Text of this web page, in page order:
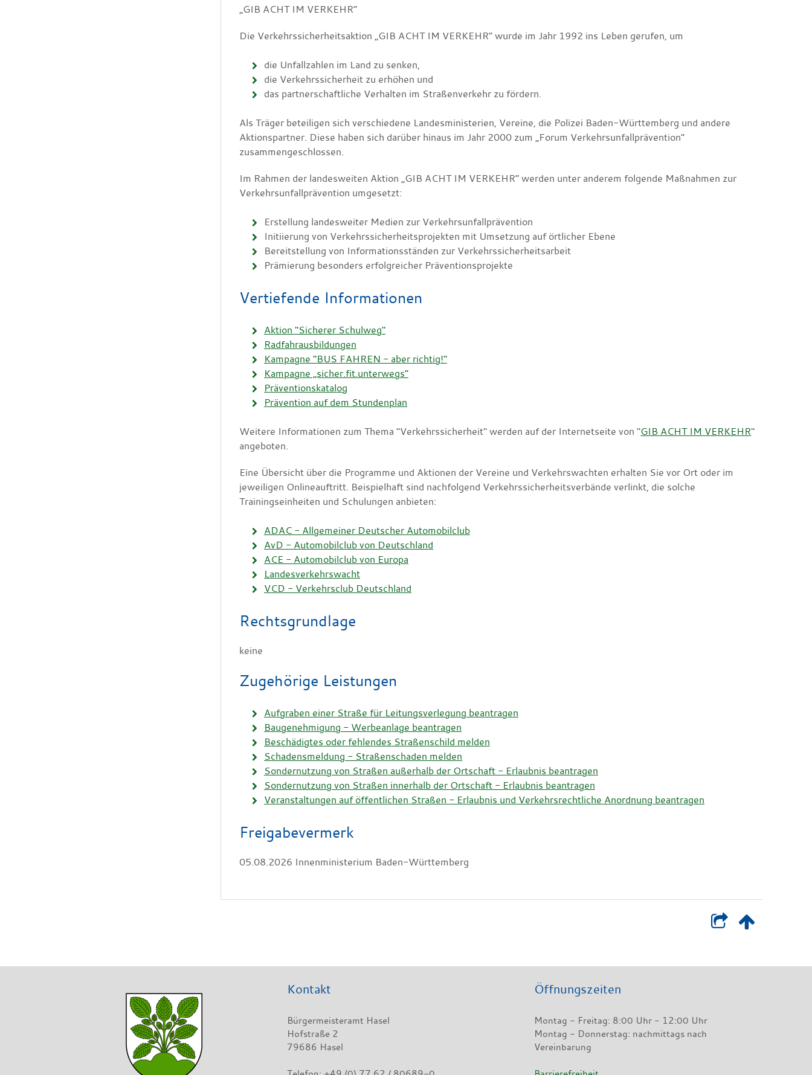
„GIB ACHT IM VERKEHR“
Die Verkehrssicherheitsaktion „GIB ACHT IM VERKEHR“ wurde im Jahr 1992 ins Leben gerufen, um
die Unfallzahlen im Land zu senken,
die Verkehrssicherheit zu erhöhen und
das partnerschaftliche Verhalten im Straßenverkehr zu fördern.
Als Träger beteiligen sich verschiedene Landesministerien, Vereine, die Polizei Baden-Württemberg und andere
Aktionspartner. Diese haben sich darüber hinaus im Jahr 2000 zum „Forum Verkehrsunfallprävention“
zusammengeschlossen.
Im Rahmen der landesweiten Aktion „GIB ACHT IM VERKEHR“ werden unter anderem folgende Maßnahmen zur
Verkehrsunfallprävention umgesetzt:
Erstellung landesweiter Medien zur Verkehrsunfallprävention
Initiierung von Verkehrssicherheitsprojekten mit Umsetzung auf örtlicher Ebene
Bereitstellung von Informationsständen zur Verkehrssicherheitsarbeit
Prämierung besonders erfolgreicher Präventionsprojekte
Vertiefende Informationen
Aktion "Sicherer Schulweg"
Radfahrausbildungen
Kampagne "BUS FAHREN - aber richtig!"
Kampagne „sicher.fit.unterwegs“
Präventionskatalog
Prävention auf dem Stundenplan
Weitere Informationen zum Thema "Verkehrssicherheit" werden auf der Internetseite von "GIB ACHT IM VERKEHR"
angeboten.
Eine Übersicht über die Programme und Aktionen der Vereine und Verkehrswachten erhalten Sie vor Ort oder im
jeweiligen Onlineauftritt. Beispielhaft sind nachfolgend Verkehrssicherheitsverbände verlinkt, die solche
Trainingseinheiten und Schulungen anbieten:
ADAC - Allgemeiner Deutscher Automobilclub
AvD - Automobilclub von Deutschland
ACE - Automobilclub von Europa
Landesverkehrswacht
VCD - Verkehrsclub Deutschland
Rechtsgrundlage
keine
Zugehörige Leistungen
Aufgraben einer Straße für Leitungsverlegung beantragen
Baugenehmigung - Werbeanlage beantragen
Beschädigtes oder fehlendes Straßenschild melden
Schadensmeldung - Straßenschaden melden
Sondernutzung von Straßen außerhalb der Ortschaft - Erlaubnis beantragen
Sondernutzung von Straßen innerhalb der Ortschaft - Erlaubnis beantragen
Veranstaltungen auf öffentlichen Straßen - Erlaubnis und Verkehrsrechtliche Anordnung beantragen
Freigabevermerk
05.08.2026 Innenministerium Baden-Württemberg
Kontakt
Bürgermeisteramt Hasel
Hofstraße 2
79686 Hasel
Öffnungszeiten
Montag - Freitag: 8:00 Uhr - 12:00 Uhr
Montag - Donnerstag: nachmittags nach
Vereinbarung